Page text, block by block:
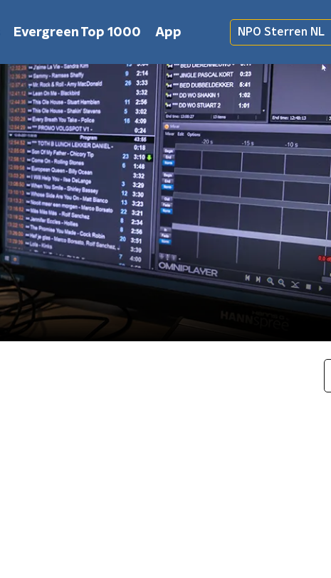
Evergreen Top 1000 App NPO Sterren NL